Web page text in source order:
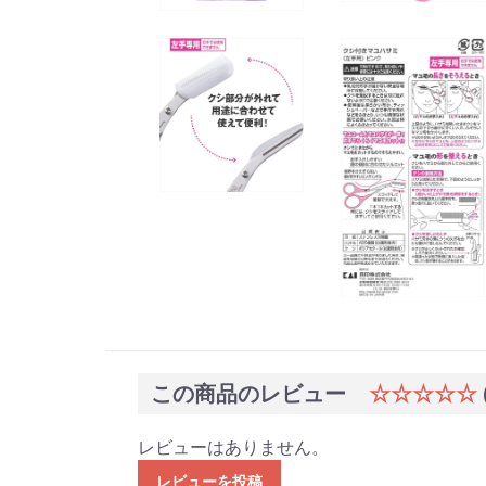
この商品のレビュー ☆☆☆☆☆
レビューはありません。
レビューを投稿